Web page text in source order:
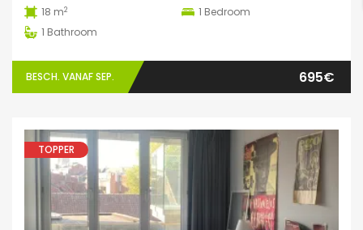
18 m2 1 Bedroom
1 Bathroom
BESCH. VANAF SEP. 695€
TOPPER